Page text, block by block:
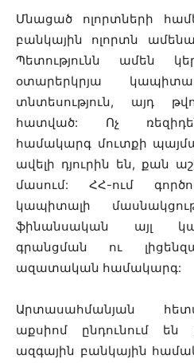
Մնացած ոլորտների
բանկային ոլորտն
Պետությունն ամեն
օտարերկրյա
տնտեսություն, այդ
հատված: Ոչ
համակարգ մուտքի
ավելի դյուրին են, քան
մասում: ՀՀ-ում
կապիտալի
ֆինանսական այլ
գրանցման ու
ազատական համակարգ:
Արտասահմանյան
աքսիոմ ընդունում
ազգային բանկային